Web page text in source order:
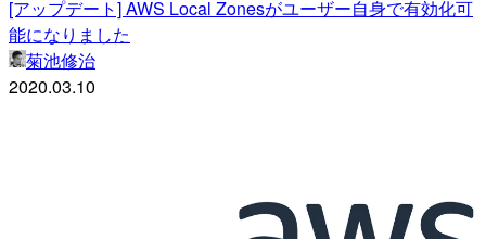
[アップデート] AWS Local Zonesがユーザー自身で有効化可
能になりました
菊池修治
2020.03.10